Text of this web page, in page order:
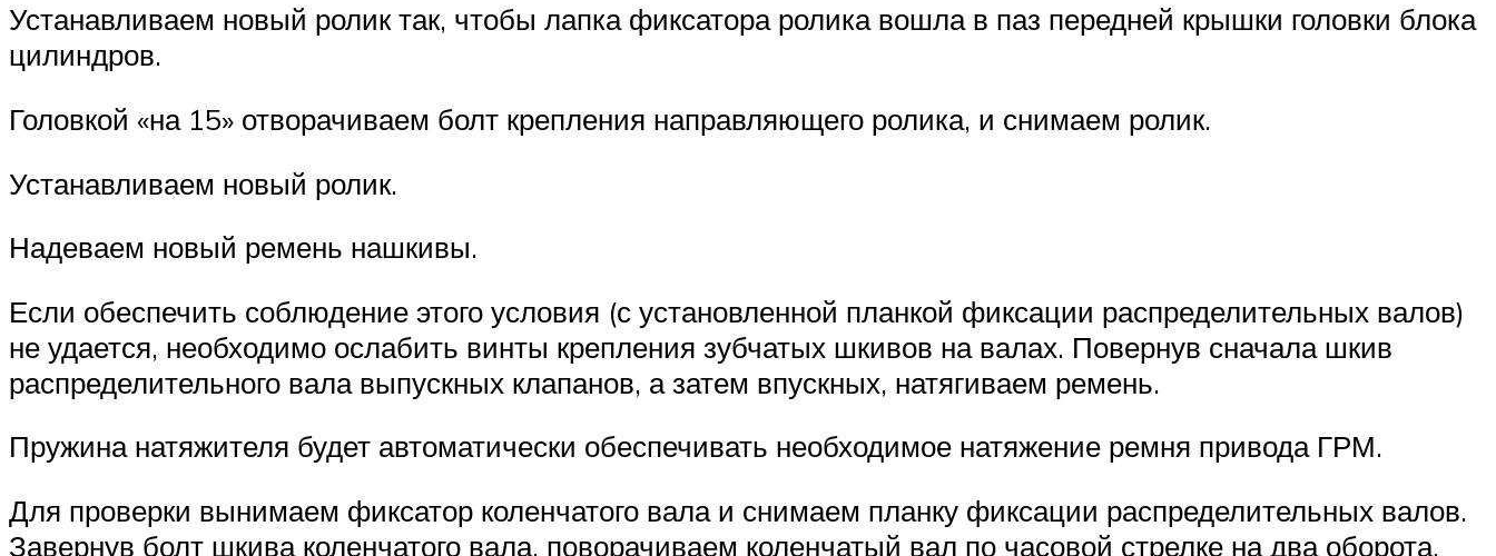
Устанавливаем новый ролик так, чтобы лапка фиксатора ролика вошла в паз передней крышки головки блока
цилиндров.
Головкой «на 15» отворачиваем болт крепления направляющего ролика, и снимаем ролик.
Устанавливаем новый ролик.
Надеваем новый ремень нашкивы.
Если обеспечить соблюдение этого условия (с установленной планкой фиксации распределительных валов)
не удается, необходимо ослабить винты крепления зубчатых шкивов на валах. Повернув сначала шкив
распределительного вала выпускных клапанов, а затем впускных, натягиваем ремень.
Пружина натяжителя будет автоматически обеспечивать необходимое натяжение ремня привода ГРМ.
Для проверки вынимаем фиксатор коленчатого вала и снимаем планку фиксации распределительных валов.
Завернув болт шкива коленчатого вала, поворачиваем коленчатый вал по часовой стрелке на два оборота.